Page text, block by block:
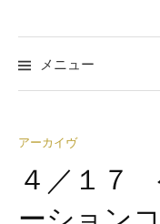
メニュー
アーカイヴ
４／１７